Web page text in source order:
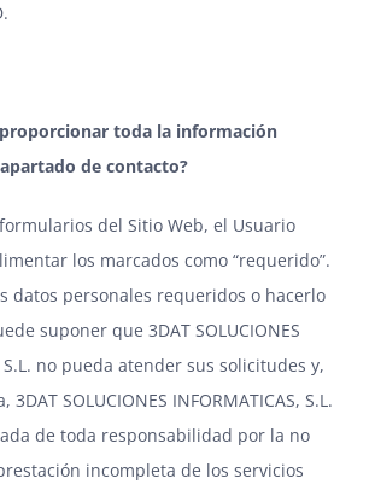
toda la información
de contacto?
del Sitio Web, el Usuario
los marcados como “requerido”.
datos personales requeridos o hacerlo
suponer que 3DAT SOLUCIONES
S.L. no pueda atender sus solicitudes y,
SOLUCIONES INFORMATICAS, S.L.
de toda responsabilidad por la no
incompleta de los servicios